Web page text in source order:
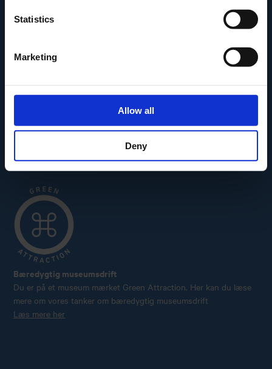
Statistics
Marketing
Allow all
Deny
TID – Museum For Odense
Carl Nielsen Barndomshjem
Bæredygtig museumsdrift
Du er på et museum mærket Green Attraction. Her kan du læse
mere om vores tanker om bæredygtig museumsdrift
Læs mere her